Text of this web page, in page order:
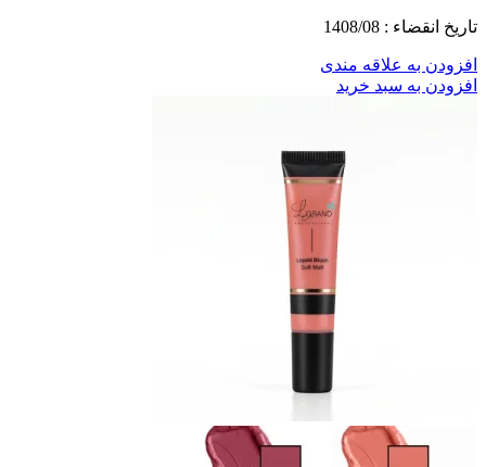
تاریخ انقضاء : 1408/08
افزودن به علاقه مندی
افزودن به سبد خرید